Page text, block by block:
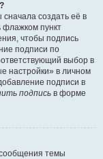
создать её в
флажком пункт
чтобы подпись
подписи по
выбор в
настройки» в личном
подписи в
подпись в форме
темы